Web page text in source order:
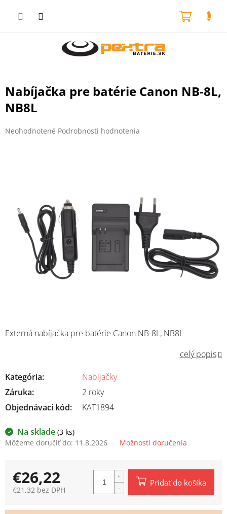
Nabíjačka pre batérie Canon NB-8L,
NB8L
Priemerné
Neohodnotené Podrobnosti hodnotenia
Na sklade (3 ks)
Môžeme doručiť do: 11.8.2026 Možnosti doručenia
Externá nabíjačka pre batérie Canon NB-8L, NB8L
celý popis
Kategória:
Nabíjačky
Záruka:
2 roky
Objednávací kód:
KAT1894
€26,22
€21,32 bez DPH
cena:
Pridať do košíka